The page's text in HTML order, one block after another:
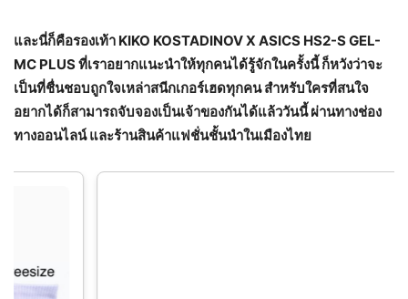
และนี่ก็คือรองเท้า KIKO KOSTADINOV X ASICS HS2-S GEL-
MC PLUS ที่เราอยากแนะนำให้ทุกคนได้รู้จักในครั้งนี้ ก็หวังว่าจะ
เป็นที่ชื่นชอบถูกใจเหล่าสนีกเกอร์เฮดทุกคน สำหรับใครที่สนใจ
อยากได้ก็สามารถจับจองเป็นเจ้าของกันได้แล้ววันนี้ ผ่านทางช่อง
ทางออนไลน์ และร้านสินค้าแฟชั่นชั้นนำในเมืองไทย